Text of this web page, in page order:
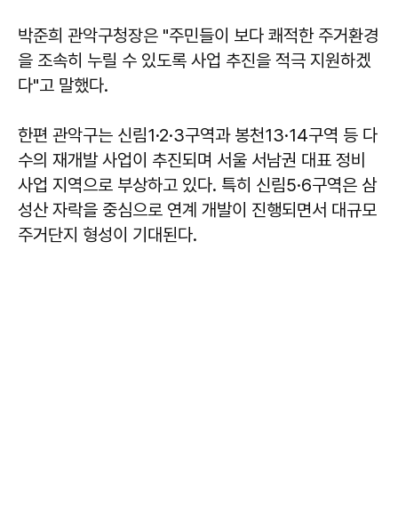
박준희 관악구청장은 "주민들이 보다 쾌적한 주거환경
을 조속히 누릴 수 있도록 사업 추진을 적극 지원하겠
다"고 말했다.
한편 관악구는 신림1·2·3구역과 봉천13·14구역 등 다
수의 재개발 사업이 추진되며 서울 서남권 대표 정비
사업 지역으로 부상하고 있다. 특히 신림5·6구역은 삼
성산 자락을 중심으로 연계 개발이 진행되면서 대규모
주거단지 형성이 기대된다.